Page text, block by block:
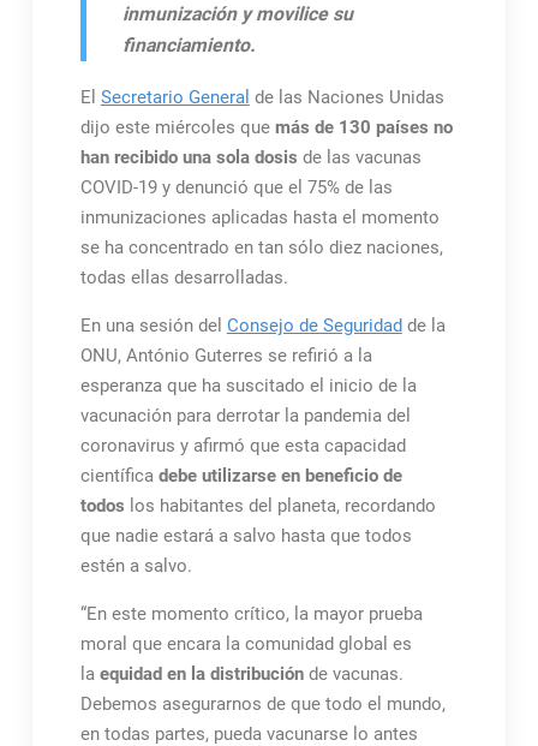
inmunización y movilice su
financiamiento.
El Secretario General de las Naciones Unidas
dijo este miércoles que más de 130 países no
han recibido una sola dosis de las vacunas
COVID-19 y denunció que el 75% de las
inmunizaciones aplicadas hasta el momento
se ha concentrado en tan sólo diez naciones,
todas ellas desarrolladas.
En una sesión del Consejo de Seguridadde la
ONU, António Guterres se refirió a la
esperanza que ha suscitado el inicio de la
vacunación para derrotar la pandemia del
coronavirus y afirmó que esta capacidad
científica debe utilizarse en beneficio de
todos los habitantes del planeta, recordando
que nadie estará a salvo hasta que todos
estén a salvo.
“En este momento crítico, la mayor prueba
moral que encara la comunidad global es
la equidad en la distribuciónde vacunas.
Debemos asegurarnos de que todo el mundo,
en todas partes, pueda vacunarse lo antes